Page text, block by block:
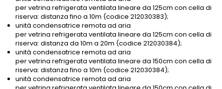
per vetrina refrigerata ventilata lineare da 125cm con cella di
riserva: distanza fino a 10m (codice 212030383);
unità condensatrice remota ad aria
per vetrina refrigerata ventilata lineare da 125cm con cella di
riserva: distanza da 10m a 20m (codice 212030384);
unità condensatrice remota ad aria
per vetrina refrigerata ventilata lineare da 150cm con cella di
riserva: distanza fino a 10m (codice 212030384);
unità condensatrice remota ad aria